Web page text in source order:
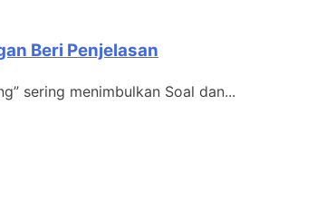
Beri Penjelasan
sering menimbulkan Soal dan...